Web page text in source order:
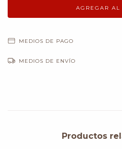
MEDIOS DE PAGO
MEDIOS DE ENVÍO
Productos